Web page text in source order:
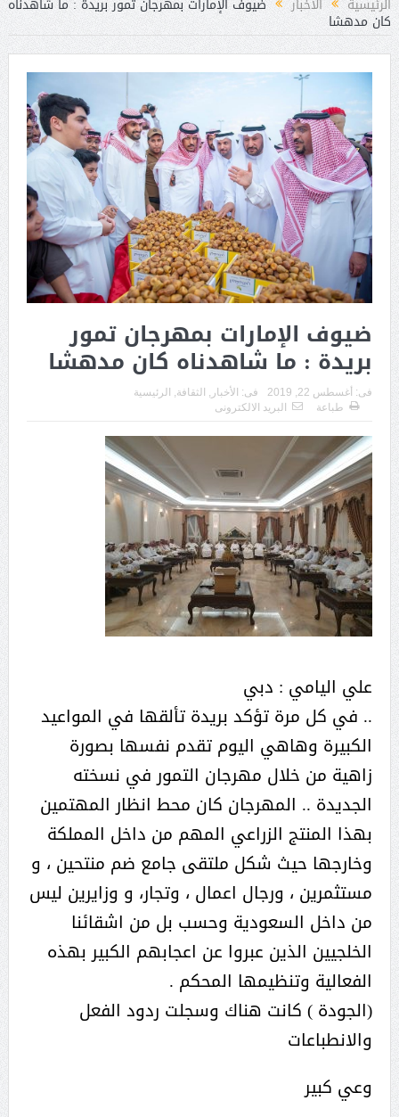
كان مدهشا
ضيوف الإمارات بمهرجان تمور
بريدة : ما شاهدناه كان مدهشا
فى: أغسطس 22, 2019 فى: الأخبار الثقافة الرئيسية
طباعة
البريد الالكترونى
علي اليامي : دبي
.. في كل مرة تؤكد بريدة تألقها في المواعيد
الكبيرة وهاهي اليوم تقدم نفسها بصورة
زاهية من خلال مهرجان التمور في نسخته
الجديدة .. المهرجان كان محط انظار المهتمين
بهذا المنتج الزراعي المهم من داخل المملكة
وخارجها حيث شكل ملتقى جامع ضم منتحين ، و
مستثمرين ، ورجال اعمال ، وتجار، و وزايرين ليس
من داخل السعودية وحسب بل من اشقائنا
الخلجيين الذين عبروا عن اعجابهم الكبير بهذه
الفعالية وتنظيمها المحكم .
(الجودة ) كانت هناك وسجلت ردود الفعل
والانطباعات
وعي كبير